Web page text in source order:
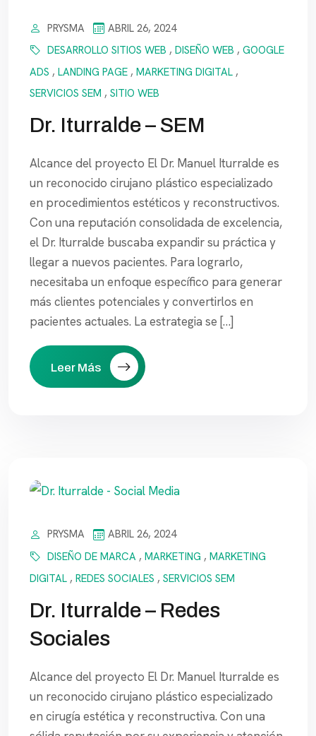
PRYSMA
ABRIL 26, 2024
DESARROLLO SITIOS WEB , DISEÑO WEB , GOOGLE
ADS , LANDING PAGE , MARKETING DIGITAL ,
SERVICIOS SEM , SITIO WEB
Dr. Iturralde – SEM
Alcance del proyecto El Dr. Manuel Iturralde es
un reconocido cirujano plástico especializado
en procedimientos estéticos y reconstructivos.
Con una reputación consolidada de excelencia,
el Dr. Iturralde buscaba expandir su práctica y
llegar a nuevos pacientes. Para lograrlo,
necesitaba un enfoque específico para generar
más clientes potenciales y convertirlos en
pacientes actuales. La estrategia se […]
Leer Más
PRYSMA
ABRIL 26, 2024
DISEÑO DE MARCA , MARKETING , MARKETING
DIGITAL , REDES SOCIALES , SERVICIOS SEM
Dr. Iturralde – Redes
Sociales
Alcance del proyecto El Dr. Manuel Iturralde es
un reconocido cirujano plástico especializado
en cirugía estética y reconstructiva. Con una